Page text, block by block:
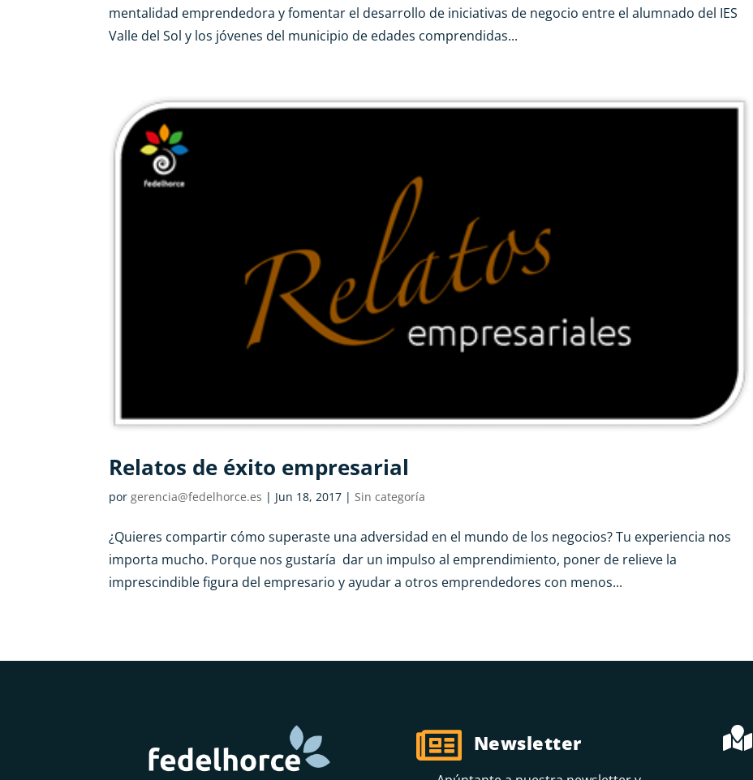
mentalidad emprendedora y fomentar el desarrollo de iniciativas de negocio entre el alumnado del IES
Valle del Sol y los jóvenes del municipio de edades comprendidas...
Relatos de éxito empresarial
porgerencia@fedelhorce.es | Jun 18, 2017 |Sin categoría
¿Quieres compartir cómo superaste una adversidad en el mundo de los negocios? Tu experiencia nos
importa mucho. Porque nos gustaría dar un impulso al emprendimiento, poner de relieve la
imprescindible figura del empresario y ayudar a otros emprendedores con menos...
 Newsletter 